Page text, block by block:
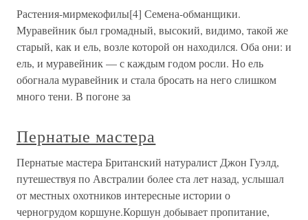
Растения-мирмекофилы[4] Семена-обманщики.
Муравейник был громадный, высокий, видимо, такой же
старый, как и ель, возле которой он находился. Оба они: и
ель, и муравейник — с каждым годом росли. Но ель
обогнала муравейник и стала бросать на него слишком
много тени. В погоне за
Пернатые мастера
Пернатые мастера Британский натуралист Джон Гуэлд,
путешествуя по Австралии более ста лет назад, услышал
от местных охотников интересные истории о
черногрудом коршуне.Коршун добывает пропитание,